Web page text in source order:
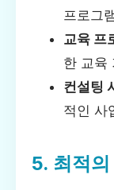
프로그
교육 프
한 교육
컨설팅
적인 사
5. 최적